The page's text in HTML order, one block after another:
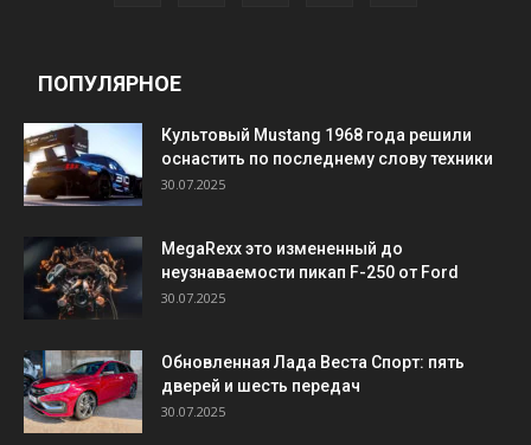
ПОПУЛЯРНОЕ
Культовый Mustang 1968 года решили
оснастить по последнему слову техники
30.07.2025
MegaRexx это измененный до
неузнаваемости пикап F-250 от Ford
30.07.2025
Обновленная Лада Веста Спорт: пять
дверей и шесть передач
30.07.2025